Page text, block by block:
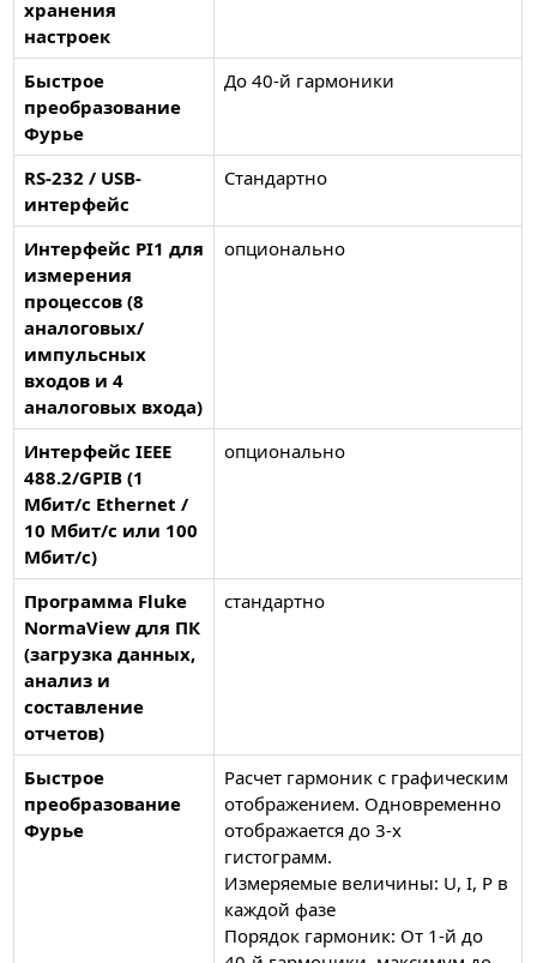
хранения
настроек
Быстрое
преобразование
Фурье
До 40-й гармоники
RS-232 / USB-
интерфейс
Стандартно
Интерфейс PI1 для
измерения
процессов (8
аналоговых/
импульсных
входов и 4
аналоговых входа)
опционально
Интерфейс IEEE
488.2/GPIB (1
Мбит/с Ethernet /
10 Мбит/с или 100
Мбит/с)
опционально
Программа Fluke
NormaView для ПК
(загрузка данных,
анализ и
составление
отчетов)
стандартно
Быстрое
преобразование
Фурье
Расчет гармоник с графическим
отображением. Одновременно
отображается до 3-х
гистограмм.
Измеряемые величины: U, I, P в
каждой фазе
Порядок гармоник: От 1-й до